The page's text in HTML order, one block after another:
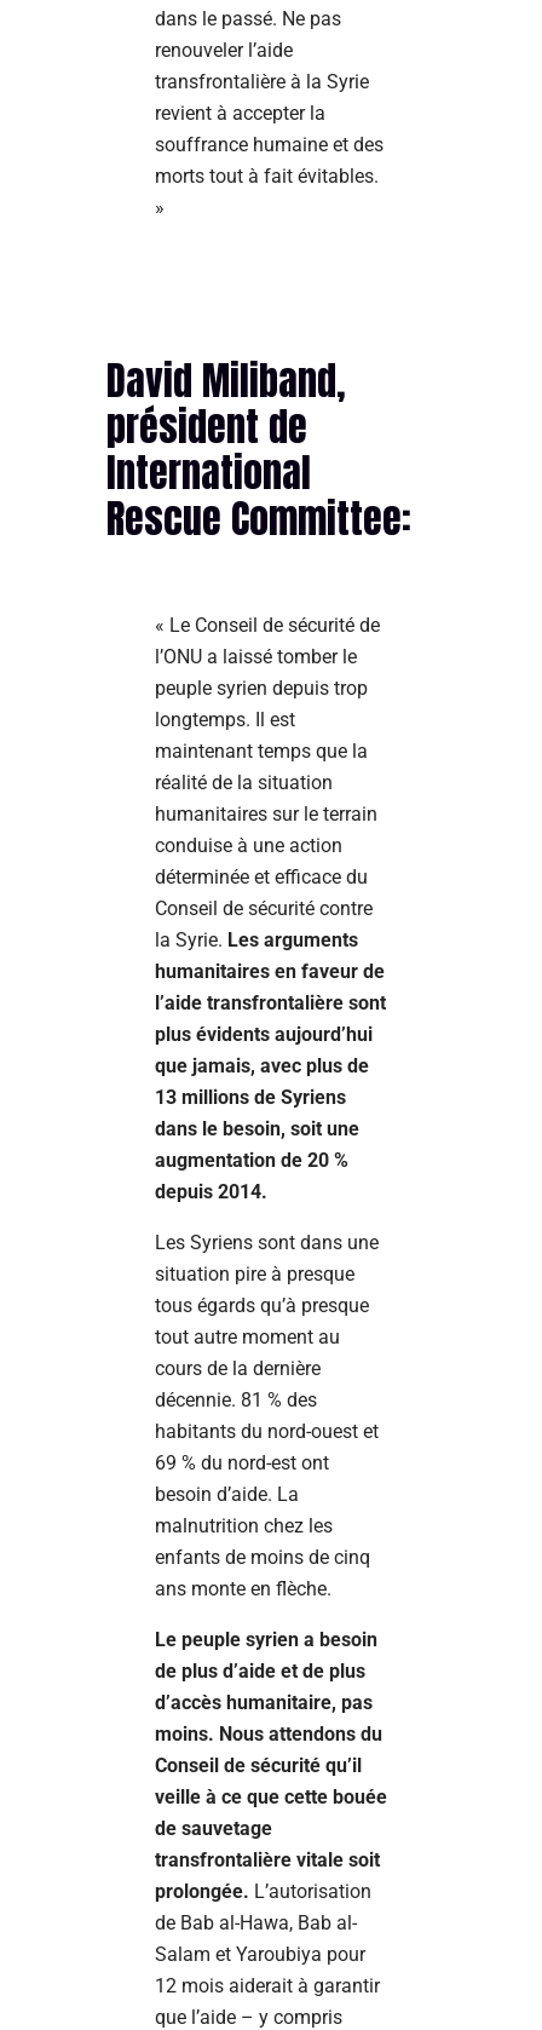
dans le passé. Ne pas
renouveler l’aide
transfrontalière à la Syrie
revient à accepter la
souffrance humaine et des
morts tout à fait évitables.
»
David Miliband,
président de
International
Rescue Committee:
« Le Conseil de sécurité de
l’ONU a laissé tomber le
peuple syrien depuis trop
longtemps. Il est
maintenant temps que la
réalité de la situation
humanitaires sur le terrain
conduise à une action
déterminée et efficace du
Conseil de sécurité contre
la Syrie. Les arguments
humanitaires en faveur de
l’aide transfrontalière sont
plus évidents aujourd’hui
que jamais, avec plus de
13 millions de Syriens
dans le besoin, soit une
augmentation de 20 %
depuis 2014.
Les Syriens sont dans une
situation pire à presque
tous égards qu’à presque
tout autre moment au
cours de la dernière
décennie. 81 % des
habitants du nord-ouest et
69 % du nord-est ont
besoin d’aide. La
malnutrition chez les
enfants de moins de cinq
ans monte en flèche.
Le peuple syrien a besoin
de plus d’aide et de plus
d’accès humanitaire, pas
moins. Nous attendons du
Conseil de sécurité qu’il
veille à ce que cette bouée
de sauvetage
transfrontalière vitale soit
prolongée. L’autorisation
de Bab al-Hawa, Bab al-
Salam et Yaroubiya pour
12 mois aiderait à garantir
que l’aide – y compris